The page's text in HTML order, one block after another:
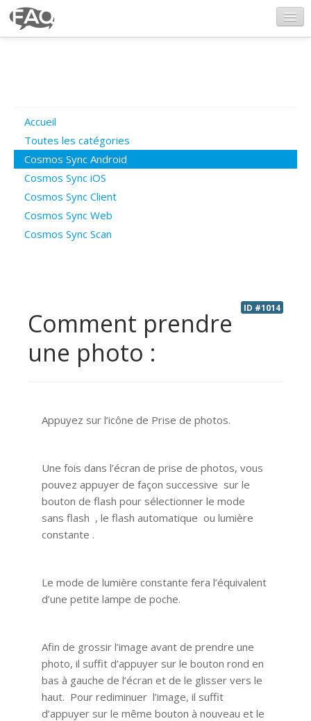
Poser une question
Questions ouvertes
Connexion
Accueil
Toutes les catégories
Cosmos Sync Android
Cosmos Sync iOS
Cosmos Sync Client
Cosmos Sync Web
Cosmos Sync Scan
ID #1014
Comment prendre
une photo :
Appuyez sur l’icône de Prise de photos.
Une fois dans l’écran de prise de photos, vous
pouvez appuyer de façon successive sur le
bouton de flash pour sélectionner le mode
sans flash , le flash automatique ou lumière
constante .
Le mode de lumière constante fera l’équivalent
d’une petite lampe de poche.
Afin de grossir l’image avant de prendre une
photo, il suffit d’appuyer sur le bouton rond en
bas à gauche de l’écran et de le glisser vers le
haut. Pour rediminuer l’image, il suffit
d’appuyer sur le même bouton à nouveau et le